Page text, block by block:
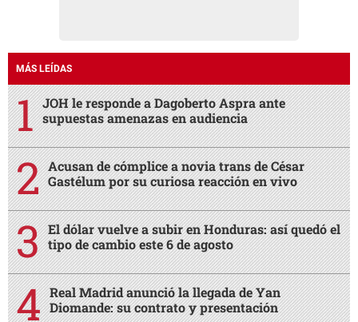
MÁS LEÍDAS
JOH le responde a Dagoberto Aspra ante
supuestas amenazas en audiencia
Acusan de cómplice a novia trans de César
Gastélum por su curiosa reacción en vivo
El dólar vuelve a subir en Honduras: así quedó el
tipo de cambio este 6 de agosto
Real Madrid anunció la llegada de Yan
Diomande: su contrato y presentación